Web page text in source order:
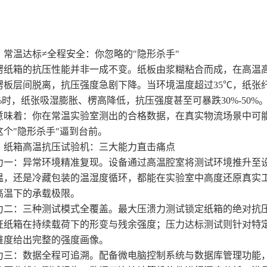
达标≠全程安全：你忽略的"隐形杀手"
的抗压性能并非一成不变。纸板由浆糊粘合而成，在高温
板层间脱离，抗压强度急剧下降。当环境温度超过35℃，纸张
时，纸张吸湿膨胀、楞高降低，抗压强度甚至可暴跌30%-50%
：你在常温实验室测出的合格数据，在真实物流场景中可
个"隐形杀手"逼到台前。
高温抗压试验机：三大能力直击痛点
异常环境精准复现。设备通过高温腔室将测试环境推升至
，还是冷藏包装的温湿度循环，都能在实验室中高度还原真
下的承载极限。
三种测试模式全覆盖。最大压溃力测试锁定纸箱的绝对抗
纸箱在持续载荷下的形变与残余强度；压力达标测试则针对
给出完整的强度画像。
数据全程可追溯。配备微电脑控制系统与数据库管理功能